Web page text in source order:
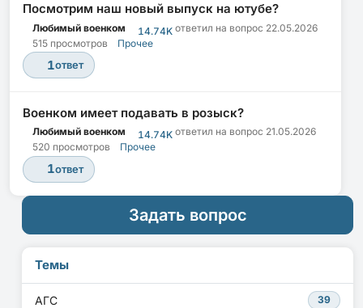
Посмотрим наш новый выпуск на ютубе?
Любимый военком 14.74Kответил на вопрос 22.05.2026
515 просмотров
Прочее
1ответ
Военком имеет подавать в розыск?
Любимый военком 14.74Kответил на вопрос 21.05.2026
520 просмотров
Прочее
1ответ
Задать вопрос
Темы
АГС 39